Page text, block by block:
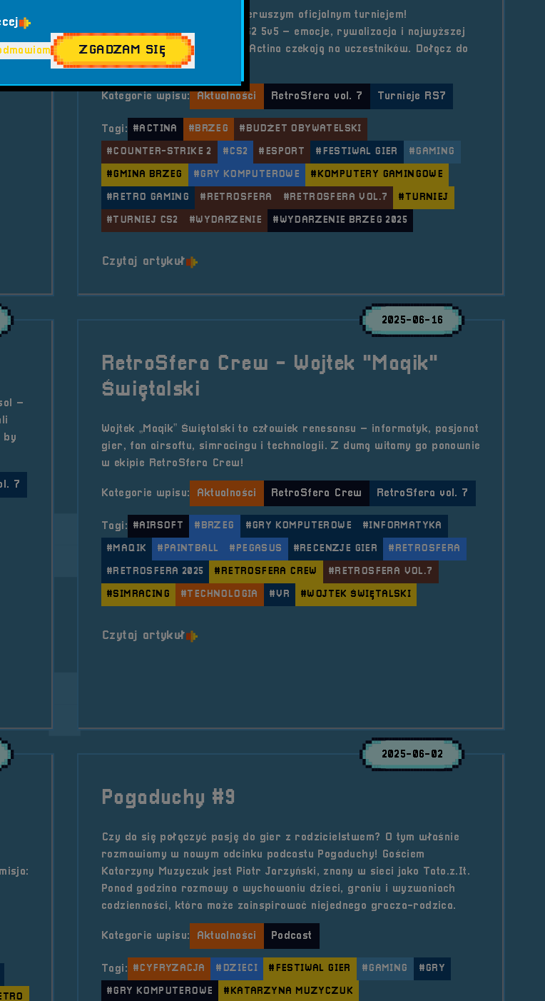
RetroSfera vol.7 rusza z pierwszym oficjalnym turniejem!
Rozpoczynamy zapisy do CS2 5v5 – emocje, rywalizacja i najwyższej
klasy sprzęt gamingowy od Actina czekają na uczestników. Dołącz do
gry już dziś!
Kategorie wpisu: Aktualności RetroSfera vol. 7 Turnieje RS7
Tagi: #ACTINA #BRZEG #BUDŻET OBYWATELSKI
#COUNTER-STRIKE 2 #CS2 #ESPORT #FESTIWAL GIER #GAMING
#GMINA BRZEG #GRY KOMPUTEROWE #KOMPUTERY GAMINGOWE
#RETRO GAMING #RETROSFERA #RETROSFERA VOL.7 #TURNIEJ
#TURNIEJ CS2 #WYDARZENIE #WYDARZENIE BRZEG 2025
Czytaj artykuło tytule I Oficjalny Turniej &#8211; CS2 5v5!
–
by
7
2025-06-16
RetroSfera Crew - Wojtek "Maqik"
Świętalski
Wojtek „Maqik” Świętalski to człowiek renesansu – informatyk, pasjonat
gier, fan airsoftu, simracingu i technologii. Z dumą witamy go ponownie
w ekipie RetroSfera Crew!
Kategorie wpisu: Aktualności RetroSfera Crew RetroSfera vol. 7
Tagi: #AIRSOFT #BRZEG #GRY KOMPUTEROWE #INFORMATYKA
#MAQIK #PAINTBALL #PEGASUS #RECENZJE GIER #RETROSFERA
#RETROSFERA 2025 #RETROSFERA CREW #RETROSFERA VOL.7
#SIMRACING #TECHNOLOGIA #VR #WOJTEK ŚWIĘTALSKI
Czytaj artykuło tytule RetroSfera Crew &#8211; Wojtek
2025-06-02
Pogaduchy #9
Czy da się połączyć pasję do gier z rodzicielstwem? O tym właśnie
rozmawiamy w nowym odcinku podcastu Pogaduchy! Gościem
Katarzyny Muzyczuk jest Piotr Jarzyński, znany w sieci jako Tato.z.It.
Ponad godzina rozmowy o wychowaniu dzieci, graniu i wyzwaniach
codzienności, która może zainspirować niejednego gracza-rodzica.
Kategorie wpisu: Aktualności Podcast
Tagi: #CYFRYZACJA #DZIECI #FESTIWAL GIER #GAMING #GRY
#GRY KOMPUTEROWE #KATARZYNA MUZYCZUK
ZGADZAM SIĘ